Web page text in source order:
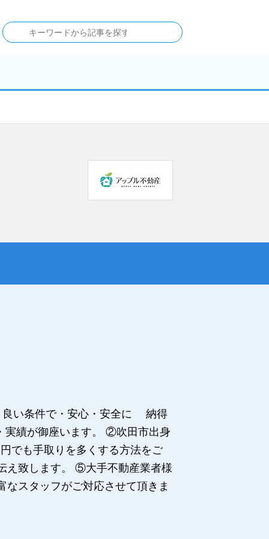
良い条件で・安心・安全に 納得
績が御座います。 ②吹田市出身
も手取りを多くする方法をご
え致します。 ⑤大手不動産業者様
スタッフがご対応させて頂きま